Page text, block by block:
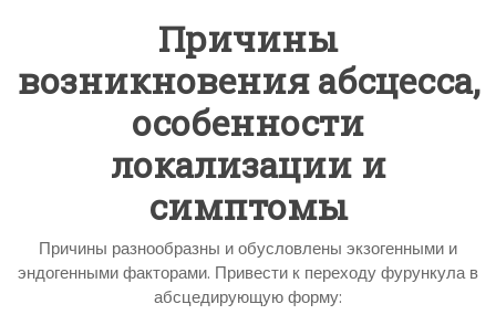
Причины
возникновения абсцесса,
особенности
локализации и
симптомы
Причины разнообразны и обусловлены экзогенными и
эндогенными факторами. Привести к переходу фурункула в
абсцедирующую форму: